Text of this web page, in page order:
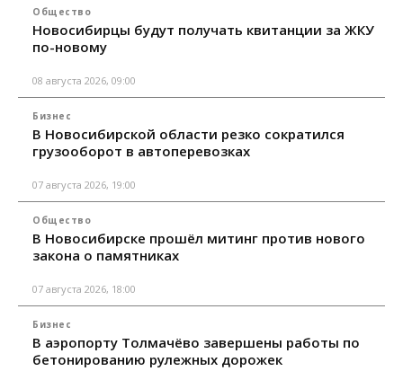
Общество
Новосибирцы будут получать квитанции за ЖКУ
по-новому
08 августа 2026, 09:00
Бизнес
В Новосибирской области резко сократился
грузооборот в автоперевозках
07 августа 2026, 19:00
Общество
В Новосибирске прошёл митинг против нового
закона о памятниках
07 августа 2026, 18:00
Бизнес
В аэропорту Толмачёво завершены работы по
бетонированию рулежных дорожек